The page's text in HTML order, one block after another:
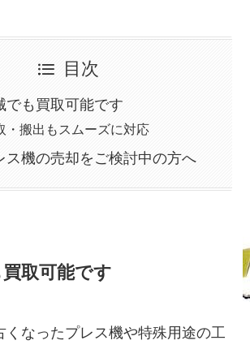
目次
でも買取可能です
・搬出もスムーズに対応
ス機の売却をご検討中の方へ
取可能です
くなったプレス機や特殊用途の工